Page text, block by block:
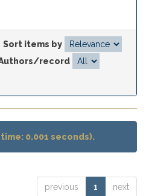
Sort items by
record
0.001 seconds).
previous 1 next